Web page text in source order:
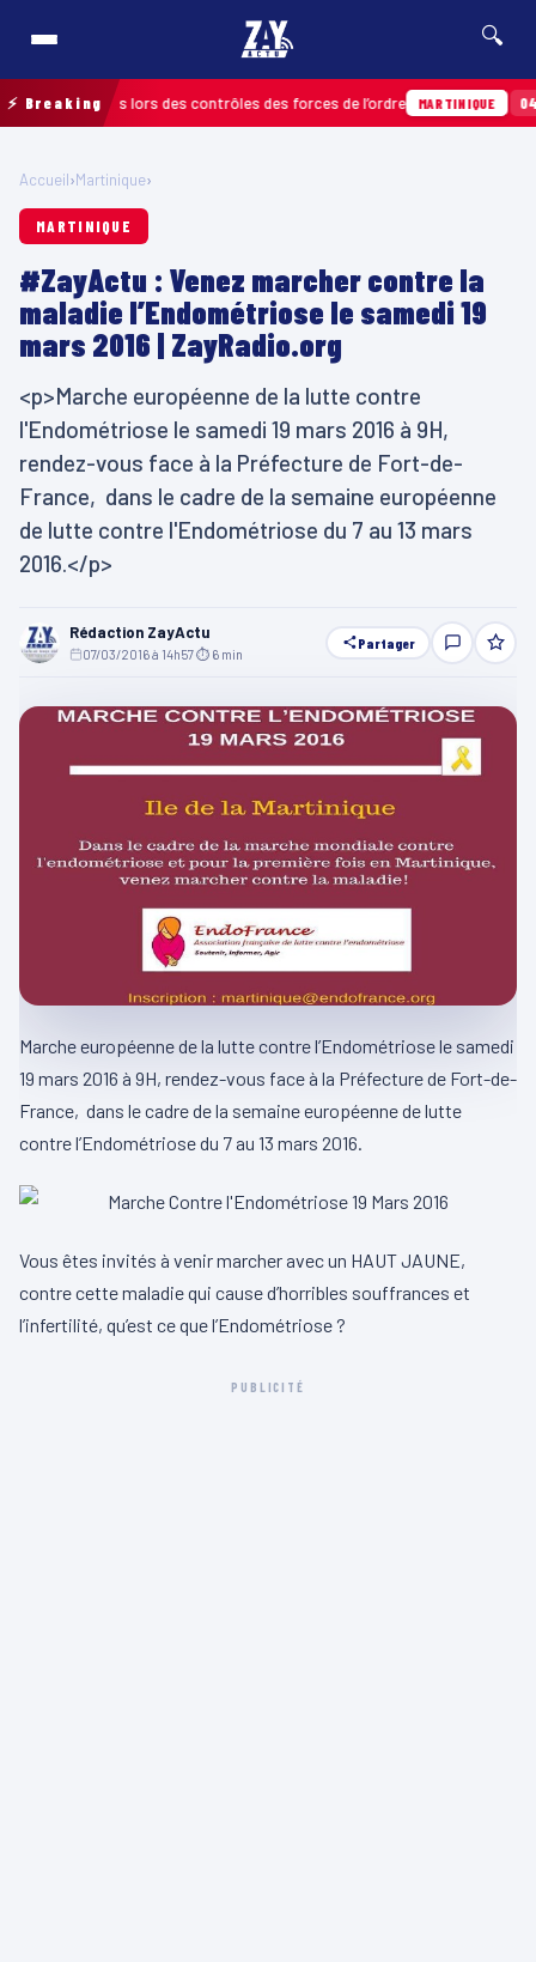
🔍
⚡ Breaking
relevées lors des contrôles des forces de l’ordre MARTINIQUE 04/08 ·
Accueil›Martinique›
MARTINIQUE
#ZayActu : Venez marcher contre la
maladie l’Endométriose le samedi 19
mars 2016 | ZayRadio.org
<p>Marche européenne de la lutte contre
l'Endométriose le samedi 19 mars 2016 à 9H,
rendez-vous face à la Préfecture de Fort-de-
France, dans le cadre de la semaine européenne
de lutte contre l'Endométriose du 7 au 13 mars
2016.</p>
Rédaction ZayActu
07/03/2016 à 14h57⏱ 6 min
Partager
Marche européenne de la lutte contre l’Endométriose le samedi
19 mars 2016 à 9H, rendez-vous face à la Préfecture de Fort-de-
France, dans le cadre de la semaine européenne de lutte
contre l’Endométriose du 7 au 13 mars 2016.
Vous êtes invités à venir marcher avec un HAUT JAUNE,
contre cette maladie qui cause d’horribles souffrances et
l’infertilité, qu’est ce que l’Endométriose ?
PUBLICITÉ